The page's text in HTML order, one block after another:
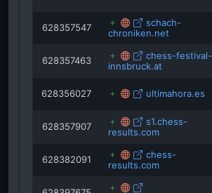
628357547
schach-
chroniken.net
628357463
chess-festival-
innsbruck.at
628356027 ultimahora.es
628357907
s1.chess-
results.com
628382091
chess-
results.com